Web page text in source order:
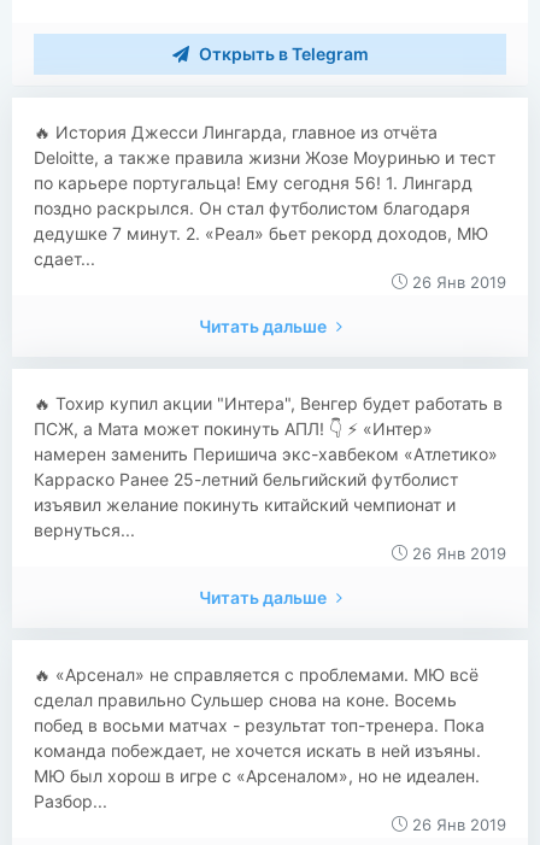
Открыть в Telegram
🔥 История Джесси Лингарда, главное из отчёта
Deloitte, а также правила жизни Жозе Моуринью и тест
по карьере португальца! Ему сегодня 56! 1. Лингард
поздно раскрылся. Он стал футболистом благодаря
дедушке 7 минут. 2. «Реал» бьет рекорд доходов, МЮ
сдает...
26 Янв 2019
Читать дальше
🔥 Тохир купил акции "Интера", Венгер будет работать в
ПСЖ, а Мата может покинуть АПЛ! 👇 ⚡ «Интер»
намерен заменить Перишича экс-хавбеком «Атлетико»
Карраско Ранее 25-летний бельгийский футболист
изъявил желание покинуть китайский чемпионат и
вернуться...
26 Янв 2019
Читать дальше
​​🔥 «Арсенал» не справляется с проблемами. МЮ всё
сделал правильно Сульшер снова на коне. Восемь
побед в восьми матчах - результат топ-тренера. Пока
команда побеждает, не хочется искать в ней изъяны.
МЮ был хорош в игре с «Арсеналом», но не идеален.
Разбор...
26 Янв 2019